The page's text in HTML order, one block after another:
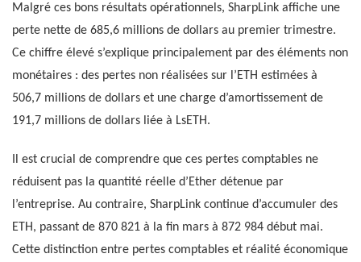
Malgré ces bons résultats opérationnels, SharpLink affiche une
perte nette de 685,6 millions de dollars au premier trimestre.
Ce chiffre élevé s’explique principalement par des éléments non
monétaires : des pertes non réalisées sur l’ETH estimées à
506,7 millions de dollars et une charge d’amortissement de
191,7 millions de dollars liée à LsETH.
Il est crucial de comprendre que ces pertes comptables ne
réduisent pas la quantité réelle d’Ether détenue par
l’entreprise. Au contraire, SharpLink continue d’accumuler des
ETH, passant de 870 821 à la fin mars à 872 984 début mai.
Cette distinction entre pertes comptables et réalité économique